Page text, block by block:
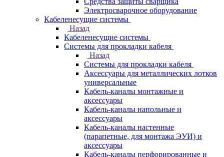
Электросварочное оборудование
Кабеленесущие системы
Назад
Кабеленесущие системы
Системы для прокладки кабеля
Назад
Системы для прокладки кабеля
Аксессуары для металлических лотков
универсальные
Кабель-каналы монтажные и
аксессуары
Кабель-каналы напольные и
аксессуары
Кабель-каналы настенные
(парапетные, для монтажа ЭУИ) и
аксессуары
Кабель-каналы перфорированные и